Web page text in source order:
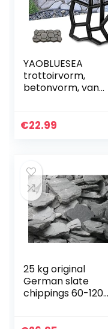
YAOBLUESEA
trottoirvorm,
betonvorm, van
voor beton,
€22.99
25 kg original
German slate
chippings 60-120